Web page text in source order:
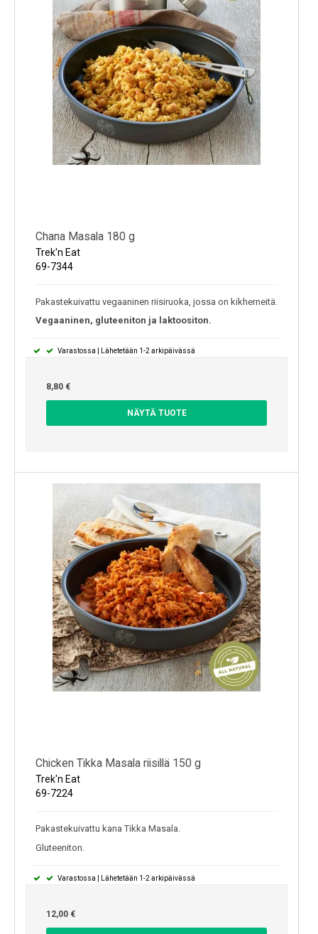
Chana Masala 180 g
Trek'n Eat
69-7344
Pakastekuivattu vegaaninen riisiruoka, jossa on kikherneitä.
Vegaaninen, gluteeniton ja laktoositon.
Varastossa | Lähetetään 1-2 arkipäivässä
8,80 €
NÄYTÄ TUOTE
Chicken Tikka Masala riisillä 150 g
Trek'n Eat
69-7224
Pakastekuivattu kana Tikka Masala.
Gluteeniton.
Varastossa | Lähetetään 1-2 arkipäivässä
12,00 €